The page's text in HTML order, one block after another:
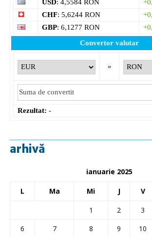
USD: 4,5584 RON
CHF: 5,6244 RON
GBP: 6,1277 RON
Convertor valutar
»
Rezultat: -
arhivă
ianuarie 2025
L Ma Mi J V
1 2 3
6
7 8 9 10